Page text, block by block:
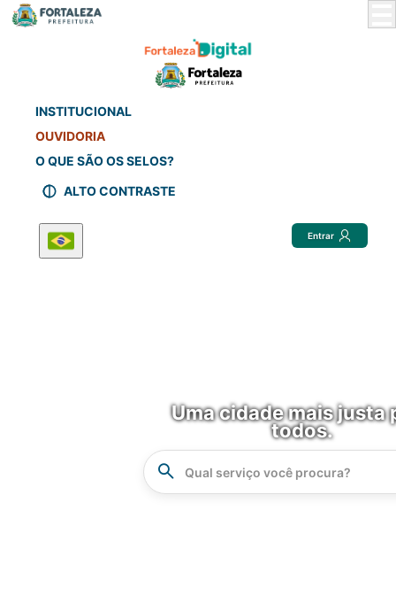
INSTITUCIONAL
OUVIDORIA
O QUE SÃO OS SELOS?
ALTO CONTRASTE
Entrar
Uma cidade mais justa
todos.